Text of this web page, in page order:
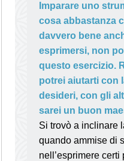
Imparare uno
cosa abbastanza
davvero bene
esprimersi, non
questo esercizio.
potrei aiutarti con
desideri, con gli
sarei un buon
Si trovò a inclinare
quando ammise di
nell’esprimere